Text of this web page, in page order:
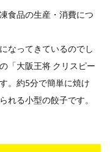
食品の生産・消費につ
なってきているのでし
「大阪王将 クリスピー
。約5分で簡単に焼け
れる小型の餃子です。